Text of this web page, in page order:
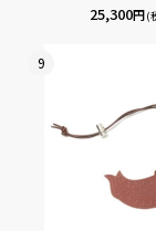
25,300円(
9